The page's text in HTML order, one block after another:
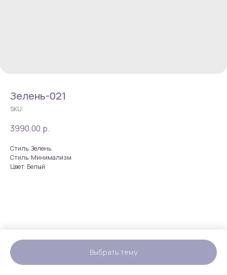
Зелень-021
SKU:
3990,00 р.
Выбрать тему
Стиль: Зелень
Стиль: Минимализм
Цвет: Белый